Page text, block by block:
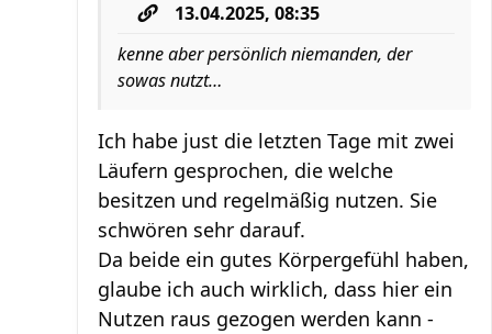
13.04.2025, 08:35
kenne aber persönlich niemanden, der
sowas nutzt…
Ich habe just die letzten Tage mit zwei
Läufern gesprochen, die welche
besitzen und regelmäßig nutzen. Sie
schwören sehr darauf.
Da beide ein gutes Körpergefühl haben,
glaube ich auch wirklich, dass hier ein
Nutzen raus gezogen werden kann -